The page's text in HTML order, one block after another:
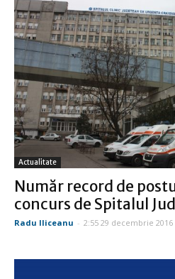
Actualitate
Număr record de
concurs de Spitalul
Radu Iliceanu - 2:55 29 decembrie 2016